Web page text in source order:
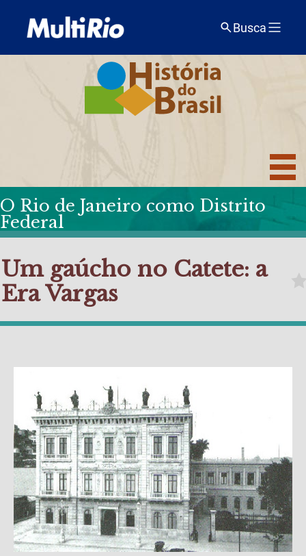
Busca
O Rio de Janeiro como Distrito
Federal
Um gaúcho no Catete: a
Era Vargas